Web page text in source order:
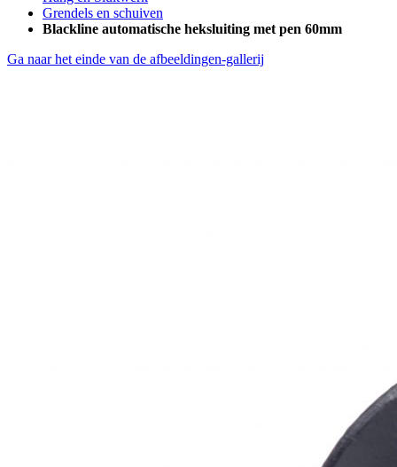
Grendels en schuiven
Blackline automatische heksluiting met pen 60mm
Ga naar het einde van de afbeeldingen-gallerij